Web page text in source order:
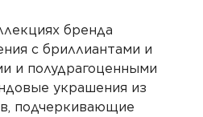
бренда
с бриллиантами и
и полудрагоценными
украшения из
подчеркивающие